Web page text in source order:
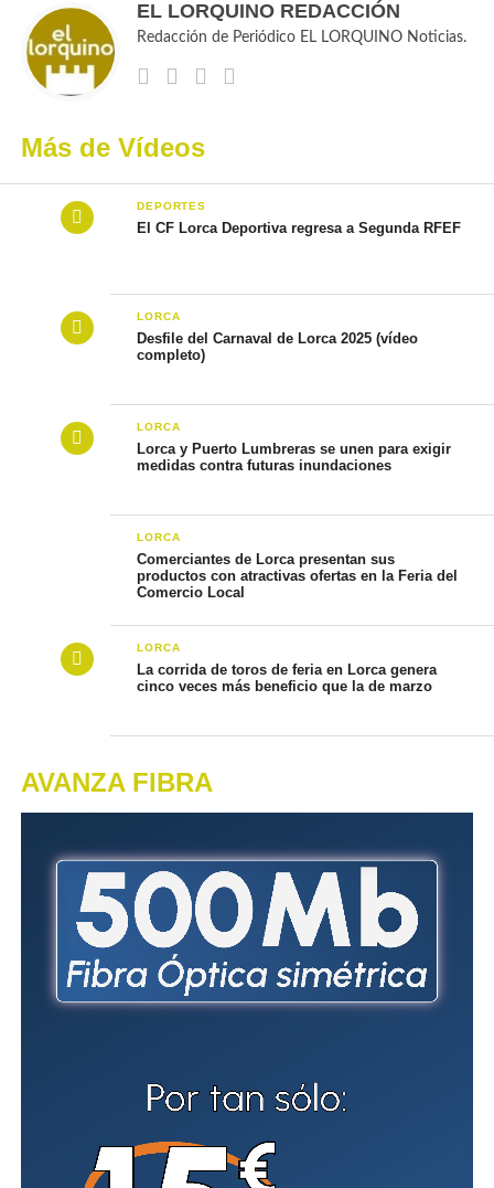
EL LORQUINO REDACCIÓN
Redacción de Periódico EL LORQUINO Noticias.
Más de Vídeos
DEPORTES
El CF Lorca Deportiva regresa a Segunda RFEF
LORCA
Desfile del Carnaval de Lorca 2025 (vídeo
completo)
LORCA
Lorca y Puerto Lumbreras se unen para exigir
medidas contra futuras inundaciones
LORCA
Comerciantes de Lorca presentan sus
productos con atractivas ofertas en la Feria del
Comercio Local
LORCA
La corrida de toros de feria en Lorca genera
cinco veces más beneficio que la de marzo
AVANZA FIBRA